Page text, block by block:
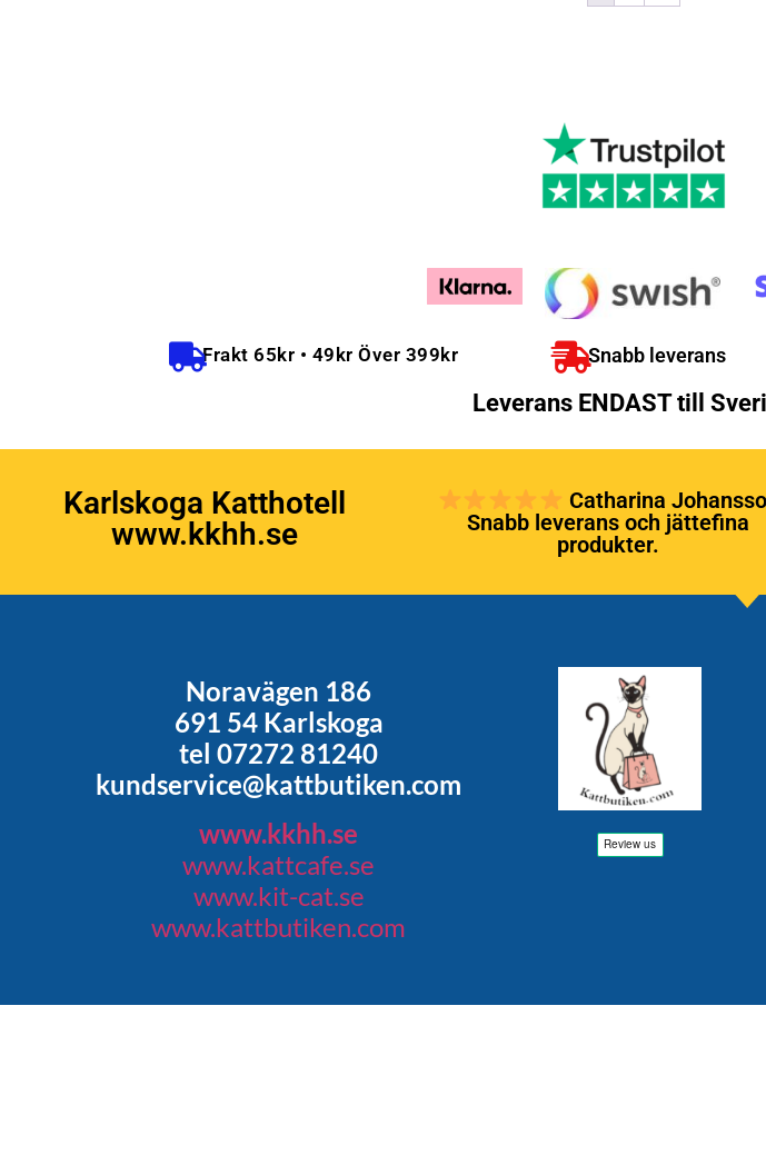
Frakt 65kr • 49kr Över 399kr Snabb leverans
Leverans ENDAST till
Karlskoga Katthotell
www.kkhh.se
Catharina
Snabb leverans och jättefina
produkter.
Noravägen 186
691 54 Karlskoga
tel 07272 81240
kundservice@kattbutiken.com
www.kkhh.se
www.kattcafe.se
www.kit-cat.se
www.kattbutiken.com